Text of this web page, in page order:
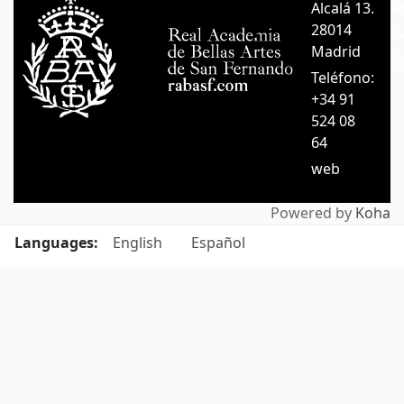
Alcalá 13.
28014
Madrid
Teléfono:
+34 91
524 08
64
web
Powered by Koha
Languages:
English Español